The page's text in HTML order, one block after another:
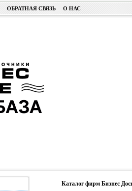
ОБРАТНАЯ СВЯЗЬ О НАС
Каталог фирм Бизнес